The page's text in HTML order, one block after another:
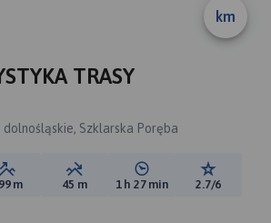
km
TRASY
dolnośląskie, Szklarska Poręba
Suma przewyższeń:
m Suma spadków:
45 m Średni czas potrzebny
1 h 27 min Ocena
2.7/6